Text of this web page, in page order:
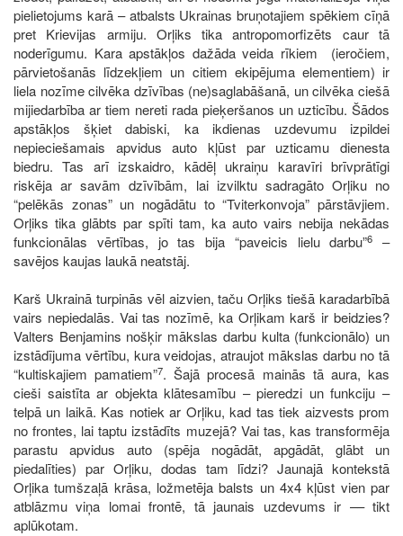
pielietojums karā – atbalsts Ukrainas bruņotajiem spēkiem cīņā
pret Krievijas armiju. Orļiks tika antropomorfizēts caur tā
noderīgumu. Kara apstākļos dažāda veida rīkiem (ieročiem,
pārvietošanās līdzekļiem un citiem ekipējuma elementiem) ir
liela nozīme cilvēka dzīvības (ne)saglabāšanā, un cilvēka ciešā
mijiedarbība ar tiem nereti rada pieķeršanos un uzticību. Šādos
apstākļos šķiet dabiski, ka ikdienas uzdevumu izpildei
nepieciešamais apvidus auto kļūst par uzticamu dienesta
biedru. Tas arī izskaidro, kādēļ ukraiņu karavīri brīvprātīgi
riskēja ar savām dzīvībām, lai izvilktu sadragāto Orļiku no
“pelēkās zonas” un nogādātu to “Tviterkonvoja” pārstāvjiem.
Orļiks tika glābts par spīti tam, ka auto vairs nebija nekādas
funkcionālas vērtības, jo tas bija “paveicis lielu darbu”6
–
savējos kaujas laukā neatstāj.
Karš Ukrainā turpinās vēl aizvien, taču Orļiks tiešā karadarbībā
vairs nepiedalās. Vai tas nozīmē, ka Orļikam karš ir beidzies?
Valters Benjamins nošķir mākslas darbu kulta (funkcionālo) un
izstādījuma vērtību, kura veidojas, atraujot mākslas darbu no tā
“kultiskajiem pamatiem”7. Šajā procesā mainās tā aura, kas
cieši saistīta ar objekta klātesamību – pieredzi un funkciju –
telpā un laikā. Kas notiek ar Orļiku, kad tas tiek aizvests prom
no frontes, lai taptu izstādīts muzejā? Vai tas, kas transformēja
parastu apvidus auto (spēja nogādāt, apgādāt, glābt un
piedalīties) par Orļiku, dodas tam līdzi? Jaunajā kontekstā
Orļika tumšzaļā krāsa, ložmetēja balsts un 4x4 kļūst vien par
atblāzmu viņa lomai frontē, tā jaunais uzdevums ir –– tikt
aplūkotam.